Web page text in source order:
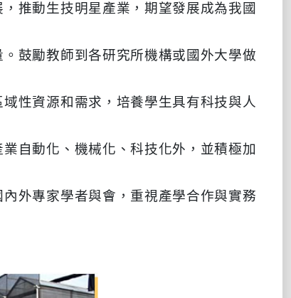
推動生技明星產業，期望發展成為我國
鼓勵教師到各研究所機構或國外大學做
性資源和需求，培養學生具有科技與人
自動化、機械化、科技化外，並積極加
外專家學者與會，重視產學合作與實務